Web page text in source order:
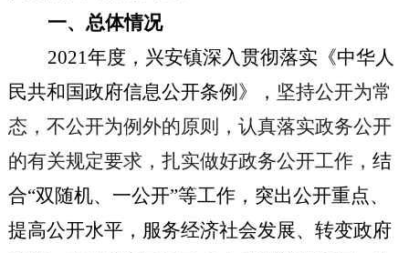
一、总体情况
2021年度， 兴安镇深入贯彻落实《中华人
民共和国政府信息公开条例》， 坚持公开为常
态，不公开为例外的原则，认真落实政务公开
的有关规定要求，扎实做好政务公开工作， 结
合“双随机、一公开”等工作，突出公开重点、
提高公开水平，服务经济社会发展、转变政府